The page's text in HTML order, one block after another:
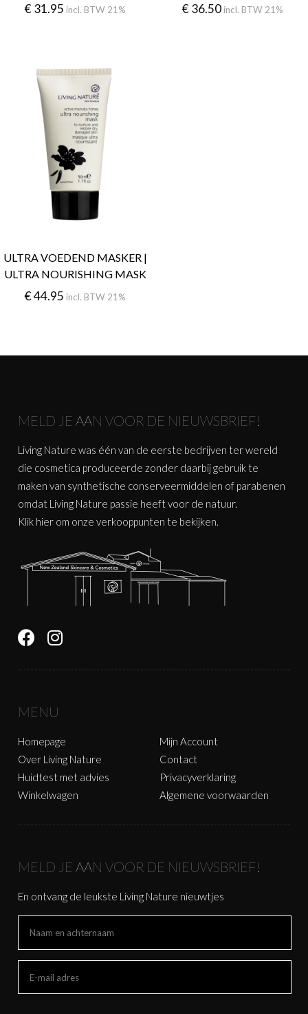
€31.95 incl. BTW 21% €36.50 incl. BTW 21%
ULTRA VOEDEND MASKER |
ULTRA NOURISHING MASK
€44.95 incl. BTW 21%
MELD JE AAN VOOR DE NIEUWSBRIEF!
Living Nature was één van de eerste bedrijven ter wereld
die cosmetica produceerde zonder daarbij gebruik te
maken van synthetische conserveermiddelen of parabenen
omdat Living Nature passie heeft voor de natuur.
Klik hier om onze verkooppunten te bekijken.
MENU
Homepage
Over Living Nature
Huidtest met advies
Winkelwagen
Mijn Account
Contact
Privacyverklaring
Algemene voorwaarden
MELD JE AAN VOOR DE NIEUWSBRIEF!
En ontvang de leukste Living Nature nieuwtjes